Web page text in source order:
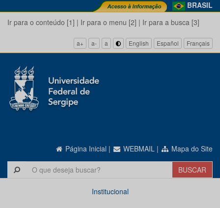
BRASIL
Ir para o conteúdo [1] | Ir para o menu [2] | Ir para a busca [3]
a+ a- a English Español Français
Página Inicial | WEBMAIL | Mapa do Site
Institucional